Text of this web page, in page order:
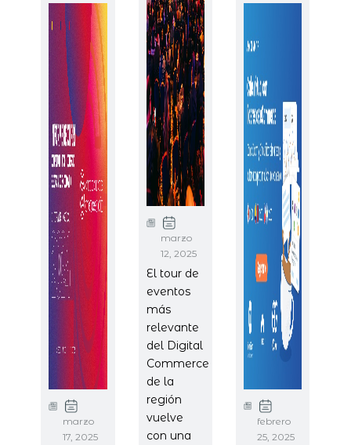
marzo
17, 2025
marzo
12, 2025
El tour de
eventos
más
relevante
del Digital
Commerce
de la
región
vuelve
con una
febrero
25, 2025